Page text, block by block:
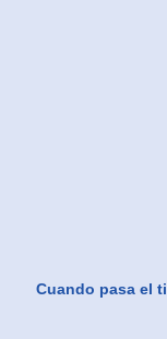
Cuando pasa el